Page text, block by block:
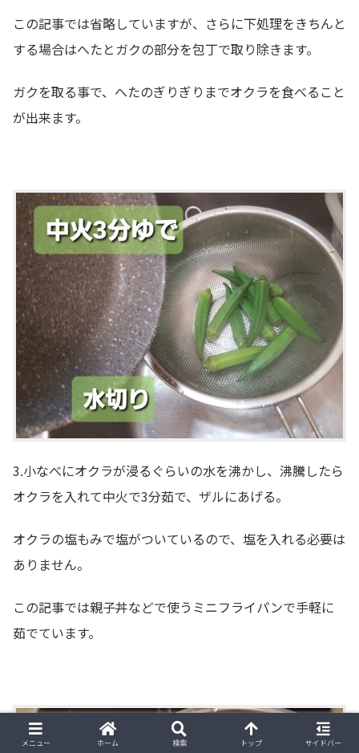
この記事では省略していますが、さらに下処理をきちんと
する場合はへたとガクの部分を包丁で取り除きます。
ガクを取る事で、へたのぎりぎりまでオクラを食べること
が出来ます。
3.小なべにオクラが浸るぐらいの水を沸かし、沸騰したら
オクラを入れて中火で3分茹で、ザルにあげる。
オクラの塩もみで塩がついているので、塩を入れる必要は
ありません。
この記事では親子丼などで使うミニフライパンで手軽に
茹でています。
メニュー ホーム 検索 トップ サイドバー